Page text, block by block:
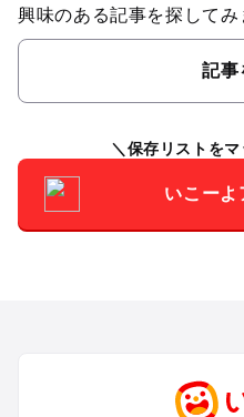
興味のある記事を探してみ
記事
保存リストをマ
いこーよ